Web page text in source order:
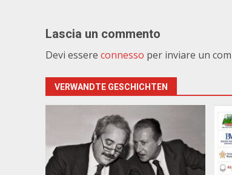
Lascia un commento
Devi essere connesso per inviare un
VERWANDTE GESCHICHTEN